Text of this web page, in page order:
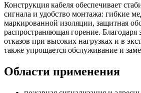
Конструкция кабеля обеспечивает
сигнала и удобство монтажа: гибкие
маркированной изоляции, защитная
распространяющая горение. Благодаря
отказов при высоких нагрузках и в
также упрощается обслуживание и
Области применения